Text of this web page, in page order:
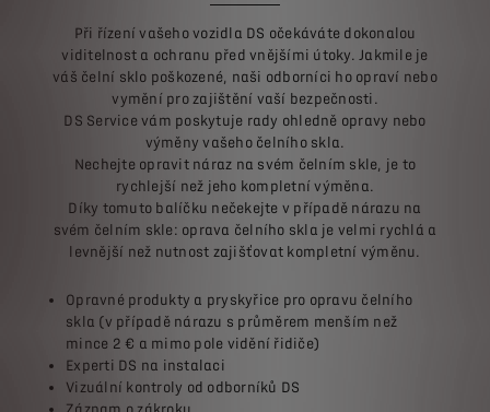
Při řízení vašeho vozidla DS očekáváte dokonalou
viditelnost a ochranu před vnějšími útoky. Jakmile je
váš čelní sklo poškozené, naši odborníci ho opraví nebo
vymění pro zajištění vaší bezpečnosti.
DS Service vám poskytuje rady ohledně opravy nebo
výměny vašeho čelního skla.
Nechejte opravit náraz na svém čelním skle, je to
rychlejší než jeho kompletní výměna.
Díky tomuto balíčku nečekejte v případě nárazu na
svém čelním skle: oprava čelního skla je velmi rychlá a
levnější než nutnost zajišťovat kompletní výměnu.
Opravné produkty a pryskyřice pro opravu čelního
skla (v případě nárazu s průměrem menším než
mince 2 € a mimo pole vidění řidiče)
Experti DS na instalaci
Vizuální kontroly od odborníků DS